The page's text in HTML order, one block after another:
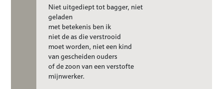
Niet uitgediept tot bagger, niet
geladen
met betekenis ben ik
niet de as die verstrooid
moet worden, niet een kind
van gescheiden ouders
of de zoon van een verstofte
mijnwerker.